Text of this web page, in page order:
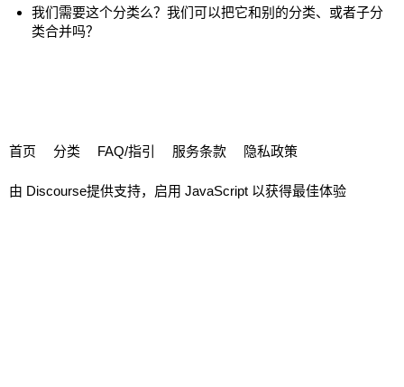
我们需要这个分类么？我们可以把它和别的分类、或者子分
类合并吗？
首页 分类 FAQ/指引 服务条款 隐私政策
由 Discourse提供支持，启用 JavaScript 以获得最佳体验